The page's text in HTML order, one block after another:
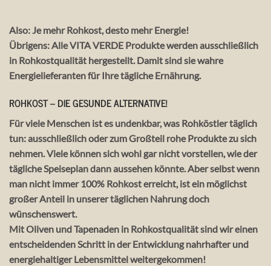
Also: Je mehr Rohkost, desto mehr Energie!
Übrigens: Alle VITA VERDE Produkte werden ausschließlich
in Rohkostqualität hergestellt. Damit sind sie wahre
Energielieferanten für Ihre tägliche Ernährung.
ROHKOST – DIE GESUNDE ALTERNATIVE!
Für viele Menschen ist es undenkbar, was Rohköstler täglich
tun: ausschließlich oder zum Großteil rohe Produkte zu sich
nehmen. Viele können sich wohl gar nicht vorstellen, wie der
tägliche Speiseplan dann aussehen könnte. Aber selbst wenn
man nicht immer 100% Rohkost erreicht, ist ein möglichst
großer Anteil in unserer täglichen Nahrung doch
wünschenswert.
Mit Oliven und Tapenaden in Rohkostqualität sind wir einen
entscheidenden Schritt in der Entwicklung nahrhafter und
energiehaltiger Lebensmittel weitergekommen!